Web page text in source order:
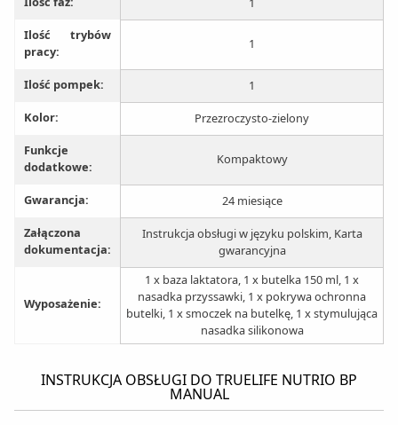
Ilość trybów
pracy:
1
Ilość pompek:
1
Kolor:
Przezroczysto-zielony
Funkcje
dodatkowe:
Kompaktowy
Gwarancja:
24 miesiące
Załączona
dokumentacja:
Instrukcja obsługi w języku polskim, Karta
gwarancyjna
Wyposażenie:
1 x baza laktatora, 1 x butelka 150 ml, 1 x
nasadka przyssawki, 1 x pokrywa ochronna
butelki, 1 x smoczek na butelkę, 1 x stymulująca
nasadka silikonowa
INSTRUKCJA OBSŁUGI DO TRUELIFE NUTRIO BP
MANUAL